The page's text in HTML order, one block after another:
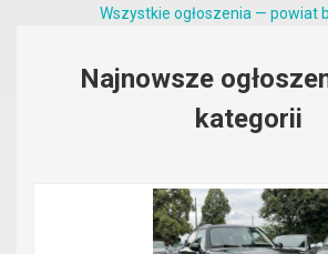
Wszystkie ogłoszenia — powiat
Najnowsze
kategorii